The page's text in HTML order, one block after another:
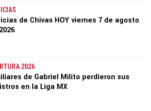
de Chivas HOY viernes 7 de agosto
2026
de Gabriel Milito perdieron sus
en la Liga MX